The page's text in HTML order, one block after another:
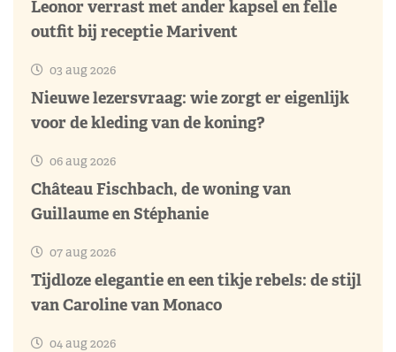
Leonor verrast met ander kapsel en felle
outfit bij receptie Marivent
03 aug 2026
Nieuwe lezersvraag: wie zorgt er eigenlijk
voor de kleding van de koning?
06 aug 2026
Château Fischbach, de woning van
Guillaume en Stéphanie
07 aug 2026
Tijdloze elegantie en een tikje rebels: de stijl
van Caroline van Monaco
04 aug 2026